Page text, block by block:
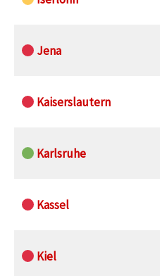
Jena
Kaiserslautern
Karlsruhe
Kassel
Kiel